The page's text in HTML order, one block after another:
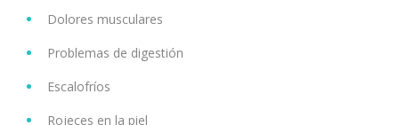
Dolores musculares
Problemas de digestión
Escalofríos
Rojeces en la piel